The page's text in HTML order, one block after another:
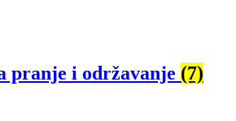
pranje i održavanje (7)